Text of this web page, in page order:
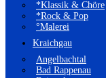
*Klassik & Chöre
*Rock & Pop
°Malerei
Kraichgau
Angelbachtal
Bad Rappenau